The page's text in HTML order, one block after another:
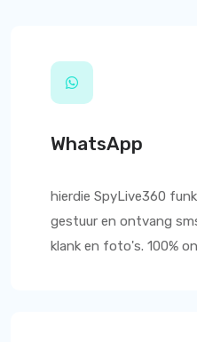
WhatsApp
hierdie SpyLive360
gestuur en ontvang
klank en foto's. 100%